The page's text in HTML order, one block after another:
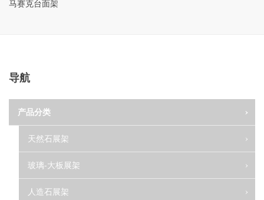
马赛克台面架
导航
产品分类
天然石展架
玻璃-大板展架
人造石展架